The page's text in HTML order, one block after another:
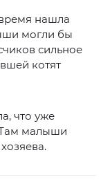
нашла
могли бы
сильное
котят
что уже
Там малыши